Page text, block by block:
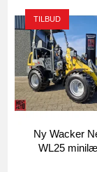
TILBUD
Ny Wacker
WL25